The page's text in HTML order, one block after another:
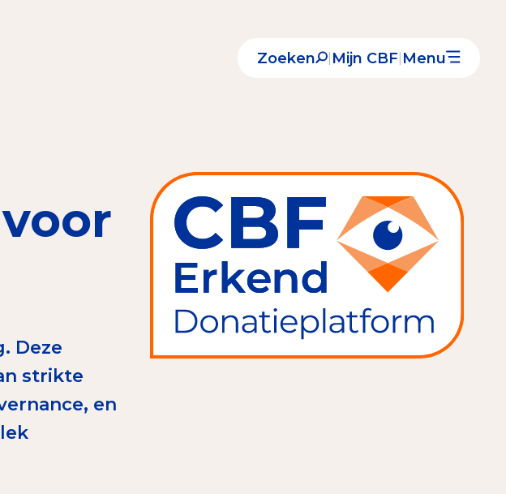
Zoeken Mijn CBF Menu
Register Erkende Donatieplatformen
Deze
strikte
en